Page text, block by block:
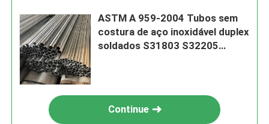
ASTM A 959-2004 Tubos sem
costura de aço inoxidável duplex
soldados S31803 S32205
Continue